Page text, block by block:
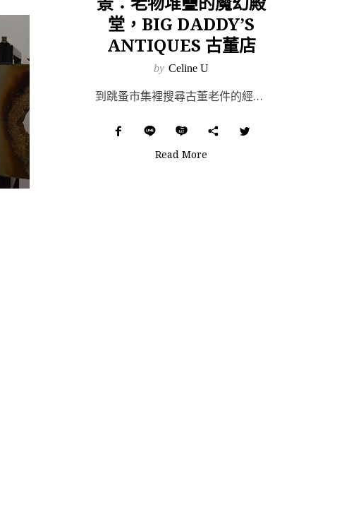
堂，BIG DADDY’S
ANTIQUES 古董店
by Celine U
到跳蚤市集裡搜尋古董老件的經典設計，是許多古董迷在國外旅遊時必定安排的行程。除了歐洲之外，地大物博的...
Read More